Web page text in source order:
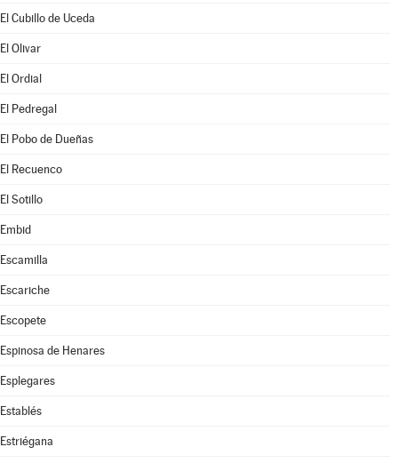
El Cubillo de Uceda
El Olivar
El Ordial
El Pedregal
El Pobo de Dueñas
El Recuenco
El Sotillo
Embid
Escamilla
Escariche
Escopete
Espinosa de Henares
Esplegares
Establés
Estriégana